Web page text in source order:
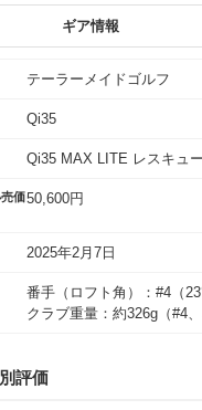
ギア情報
テーラーメイドゴルフ
Qi35
Qi35 MAX LITE レスキュー
価50,600円
2025年2月7日
番手（ロフト角）：#4（
クラブ重量：約326g（#4、
評価